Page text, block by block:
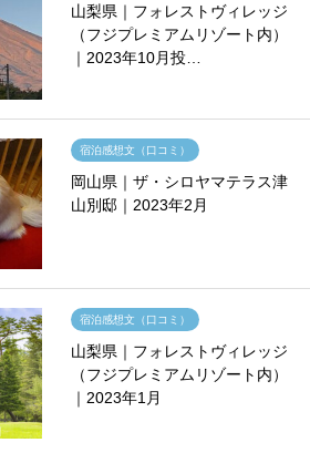
山梨県｜フォレストヴィレッジ
（フジプレミアムリゾート内）
｜2023年10月投…
宿泊感想文（口コミ）
岡山県｜ザ・シロヤマテラス津
山別邸｜2023年2月
宿泊感想文（口コミ）
山梨県｜フォレストヴィレッジ
（フジプレミアムリゾート内）
｜2023年1月